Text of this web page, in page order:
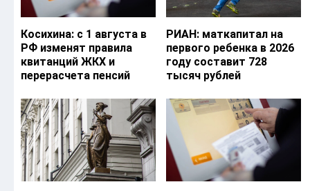
Косихина: с 1 августа в
РФ изменят правила
квитанций ЖКХ и
перерасчета пенсий
РИАН: маткапитал на
первого ребенка в 2026
году составит 728
тысяч рублей